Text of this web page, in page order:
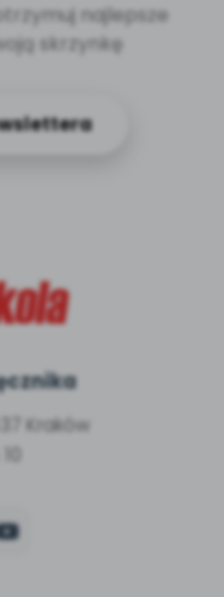
najlepsze
skrzynkę
Kraków